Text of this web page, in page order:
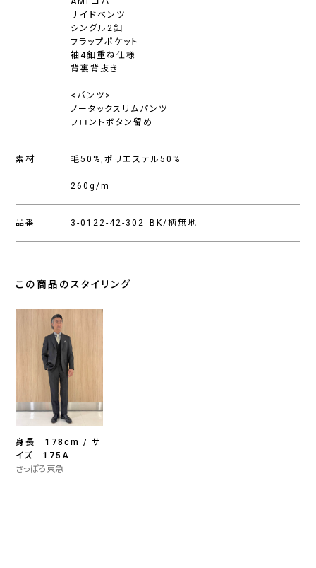
サイドベンツ
シングル2釦
フラップポケット
袖4釦重ね仕様
背裏背抜き
<パンツ>
ノータックスリムパンツ
フロントボタン留め
素材 毛50%,ポリエステル50%
260g/m
品番 3-0122-42-302_BK/柄無地
この商品のスタイリング
身長 178cm / サ
イズ 175A
さっぽろ東急